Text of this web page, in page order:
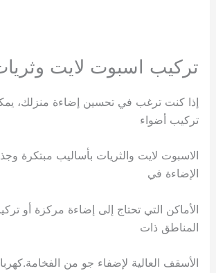
تركيب اسبوت لايت
إذا كنت ترغب في تحسين إضاءة منزلك،
تركيب أضواء
الاسبوت لايت والثريات بأساليب مبتكرة
الإضاءة في
الأماكن التي تحتاج إلى إضاءة مركزة أو
المناطق ذات
الأسقف العالية لإضفاء جو من